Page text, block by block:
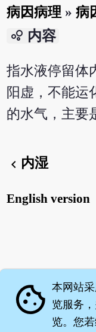
病因病理 »病
bubble_chart 内容
指水液停留体
阳虚，不能运
的水气，主要
chevron_left 内湿
English version
cookie 本网站
览服务
览。您